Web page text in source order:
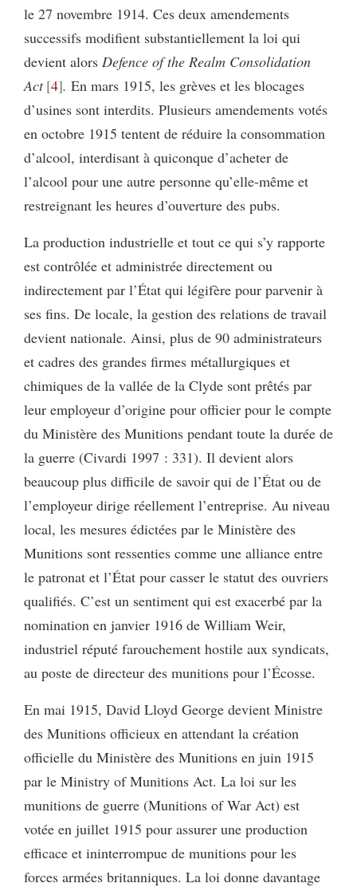
le 27 novembre 1914. Ces deux amendements
successifs modifient substantiellement la loi qui
devient alors Defence of the Realm Consolidation
Act 4 . En mars 1915, les grèves et les blocages
d’usines sont interdits. Plusieurs amendements votés
en octobre 1915 tentent de réduire la consommation
d’alcool, interdisant à quiconque d’acheter de
l’alcool pour une autre personne qu’elle-même et
restreignant les heures d’ouverture des pubs.
La production industrielle et tout ce qui s’y rapporte
est contrôlée et administrée directement ou
indirectement par l’État qui légifère pour parvenir à
ses fins. De locale, la gestion des relations de travail
devient nationale. Ainsi, plus de 90 administrateurs
et cadres des grandes firmes métallurgiques et
chimiques de la vallée de la Clyde sont prêtés par
leur employeur d’origine pour officier pour le compte
du Ministère des Munitions pendant toute la durée de
la guerre (Civardi 1997 : 331). Il devient alors
beaucoup plus difficile de savoir qui de l’État ou de
l’employeur dirige réellement l’entreprise. Au niveau
local, les mesures édictées par le Ministère des
Munitions sont ressenties comme une alliance entre
le patronat et l’État pour casser le statut des ouvriers
qualifiés. C’est un sentiment qui est exacerbé par la
nomination en janvier 1916 de William Weir,
industriel réputé farouchement hostile aux syndicats,
au poste de directeur des munitions pour l’Écosse.
En mai 1915, David Lloyd George devient Ministre
des Munitions officieux en attendant la création
officielle du Ministère des Munitions en juin 1915
par le Ministry of Munitions Act. La loi sur les
munitions de guerre (Munitions of War Act) est
votée en juillet 1915 pour assurer une production
efficace et ininterrompue de munitions pour les
forces armées britanniques. La loi donne davantage